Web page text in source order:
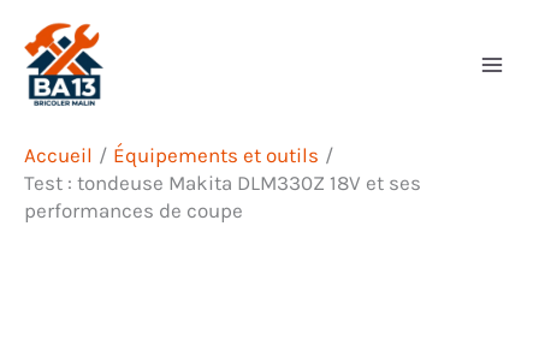
contenu
Accueil
Équipements et outils
Test : tondeuse Makita DLM330Z 18V et ses
performances de coupe
Rechercher